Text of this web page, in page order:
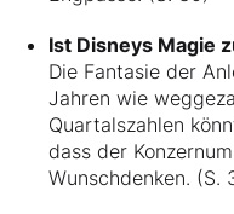
Ist Disneys Magie
Die Fantasie der
Jahren wie
Quartalszahlen
dass der
Wunschdenken. (S.